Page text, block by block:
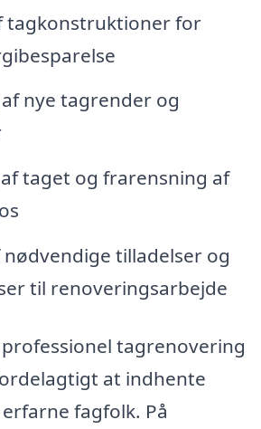
tagkonstruktioner for
nye tagrender og
taget og frarensning af
nødvendige tilladelser og
til renoveringsarbejde
tagrenovering
at indhente
fagfolk. På